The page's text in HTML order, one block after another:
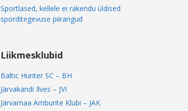
Sportlased, kellele ei rakendu üldised
sporditegevuse piirangud
Liikmesklubid
Baltic Hunter SC – BH
Järvakandi Ilves – JVI
Järvamaa Amburite Klubi – JAK